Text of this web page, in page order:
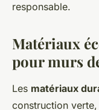
responsable.
Matériaux
pour murs
Les matériaux
construction